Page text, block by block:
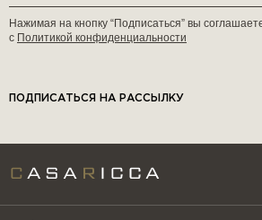
Нажимая на кнопку “Подписаться” вы
с Политикой конфиденциальности
ПОДПИСАТЬСЯ НА РАССЫЛКУ